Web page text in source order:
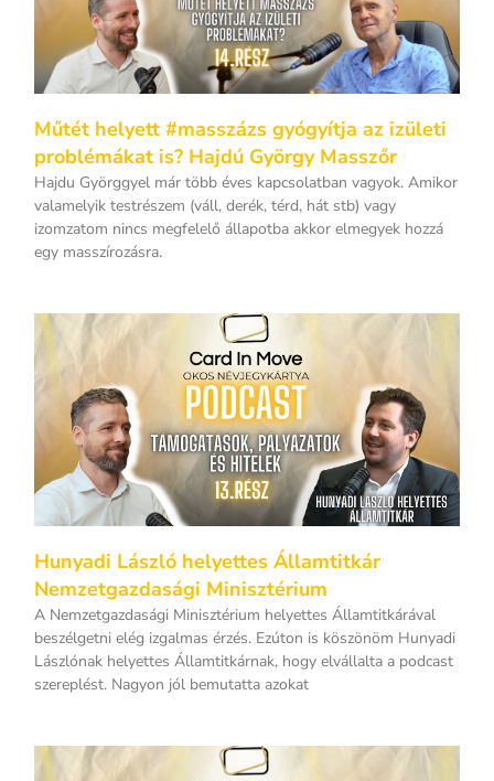
Műtét helyett #masszázs gyógyítja az izületi
problémákat is? Hajdú György Masszőr
Hajdu Györggyel már több éves kapcsolatban vagyok. Amikor
valamelyik testrészem (váll, derék, térd, hát stb) vagy
izomzatom nincs megfelelő állapotba akkor elmegyek hozzá
egy masszírozásra.
Hunyadi László helyettes Államtitkár
Nemzetgazdasági Minisztérium
A Nemzetgazdasági Minisztérium helyettes Államtitkárával
beszélgetni elég izgalmas érzés. Ezúton is köszönöm Hunyadi
Lászlónak helyettes Államtitkárnak, hogy elvállalta a podcast
szereplést. Nagyon jól bemutatta azokat